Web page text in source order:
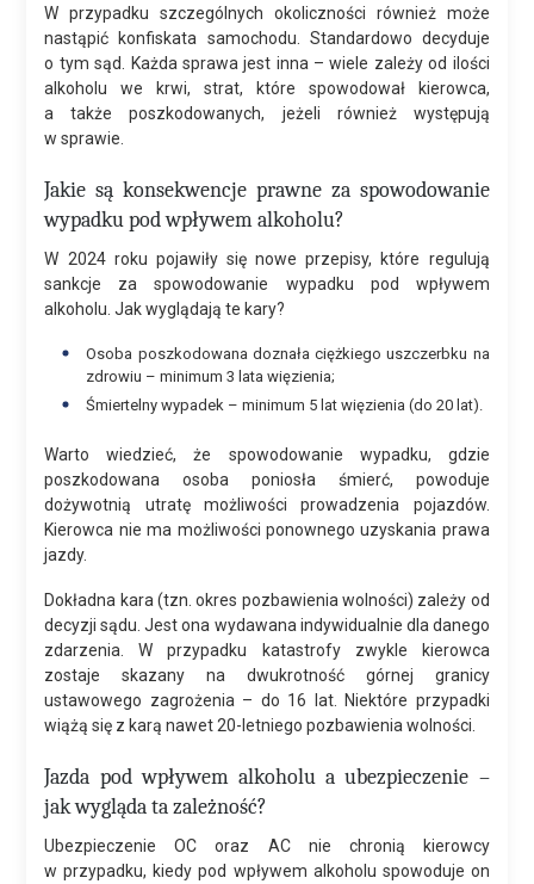
W przypadku szczególnych okoliczności również może
nastąpić konfiskata samochodu. Standardowo decyduje
o tym sąd. Każda sprawa jest inna – wiele zależy od ilości
alkoholu we krwi, strat, które spowodował kierowca,
a także poszkodowanych, jeżeli również występują
w sprawie.
Jakie są konsekwencje prawne za spowodowanie
wypadku pod wpływem alkoholu?
W 2024 roku pojawiły się nowe przepisy, które regulują
sankcje za spowodowanie wypadku pod wpływem
alkoholu. Jak wyglądają te kary?
Osoba poszkodowana doznała ciężkiego uszczerbku na
zdrowiu – minimum 3 lata więzienia;
Śmiertelny wypadek – minimum 5 lat więzienia (do 20 lat).
Warto wiedzieć, że spowodowanie wypadku, gdzie
poszkodowana osoba poniosła śmierć, powoduje
dożywotnią utratę możliwości prowadzenia pojazdów.
Kierowca nie ma możliwości ponownego uzyskania prawa
jazdy.
Dokładna kara (tzn. okres pozbawienia wolności) zależy od
decyzji sądu. Jest ona wydawana indywidualnie dla danego
zdarzenia. W przypadku katastrofy zwykle kierowca
zostaje skazany na dwukrotność górnej granicy
ustawowego zagrożenia – do 16 lat. Niektóre przypadki
wiążą się z karą nawet 20-letniego pozbawienia wolności.
Jazda pod wpływem alkoholu a ubezpieczenie –
jak wygląda ta zależność?
Ubezpieczenie OC oraz AC nie chronią kierowcy
w przypadku, kiedy pod wpływem alkoholu spowoduje on